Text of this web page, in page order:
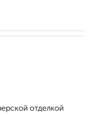
отделкой